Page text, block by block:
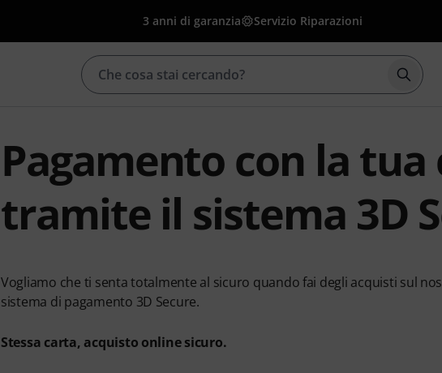
3 anni di garanzia Servizio Riparazioni
Pagamento con la
tramite il sistema 3D
Vogliamo che ti senta totalmente al sicuro quando fai degli acquisti sul
sistema di pagamento 3D Secure.
Stessa carta, acquisto online sicuro.